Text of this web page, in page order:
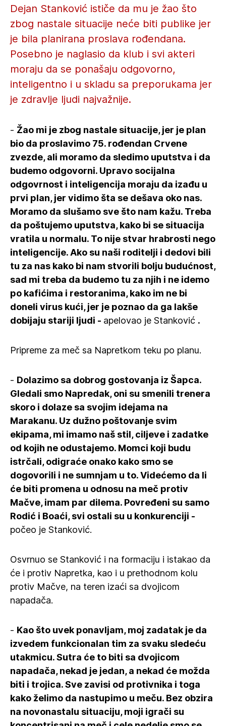
Dejan Stanković ističe da mu je žao što
zbog nastale situacije neće biti publike jer
je bila planirana proslava rođendana.
Posebno je naglasio da klub i svi akteri
moraju da se ponašaju odgovorno,
inteligentno i u skladu sa preporukama jer
je zdravlje ljudi najvažnije.
- Žao mi je zbog nastale situacije, jer je plan
bio da proslavimo 75. rođendan Crvene
zvezde, ali moramo da sledimo uputstva i da
budemo odgovorni. Upravo socijalna
odgovrnost i inteligencija moraju da izađu u
prvi plan, jer vidimo šta se dešava oko nas.
Moramo da slušamo sve što nam kažu. Treba
da poštujemo uputstva, kako bi se situacija
vratila u normalu. To nije stvar hrabrosti nego
inteligencije. Ako su naši roditelji i dedovi bili
tu za nas kako bi nam stvorili bolju budućnost,
sad mi treba da budemo tu za njih i ne idemo
po kafićima i restoranima, kako im ne bi
doneli virus kući, jer je poznao da ga lakše
dobijaju stariji ljudi - apelovao je Stanković .
Pripreme za meč sa Napretkom teku po planu.
- Dolazimo sa dobrog gostovanja iz Šapca.
Gledali smo Napredak, oni su smenili trenera
skoro i dolaze sa svojim idejama na
Marakanu. Uz dužno poštovanje svim
ekipama, mi imamo naš stil, ciljeve i zadatke
od kojih ne odustajemo. Momci koji budu
istrčali, odigraće onako kako smo se
dogovorili i ne sumnjam u to. Videćemo da li
će biti promena u odnosu na meč protiv
Mačve, imam par dilema. Povređeni su samo
Rodić i Boaći, svi ostali su u konkurenciji -
počeo je Stanković.
Osvrnuo se Stanković i na formaciju i istakao da
će i protiv Napretka, kao i u prethodnom kolu
protiv Mačve, na teren izaći sa dvojicom
napadača.
- Kao što uvek ponavljam, moj zadatak je da
izvedem funkcionalan tim za svaku sledeću
utakmicu. Sutra će to biti sa dvojicom
napadača, nekad je jedan, a nekad će možda
biti i trojica. Sve zavisi od protivnika i toga
kako želimo da nastupimo u meču. Bez obzira
na novonastalu situaciju, moji igrači su